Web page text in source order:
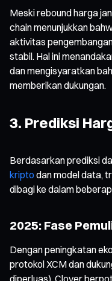
Meski rebound harga
chain menunjukkan
aktivitas
stabil. Hal ini
dan mengisyaratkan
memberikan dukungan.
3. Prediksi
Berdasarkan prediksi
kriptodan model data,
dibagi ke dalam
2025: Fase
Dengan peningkatan
protokol XCM dan
diperluas), Clover